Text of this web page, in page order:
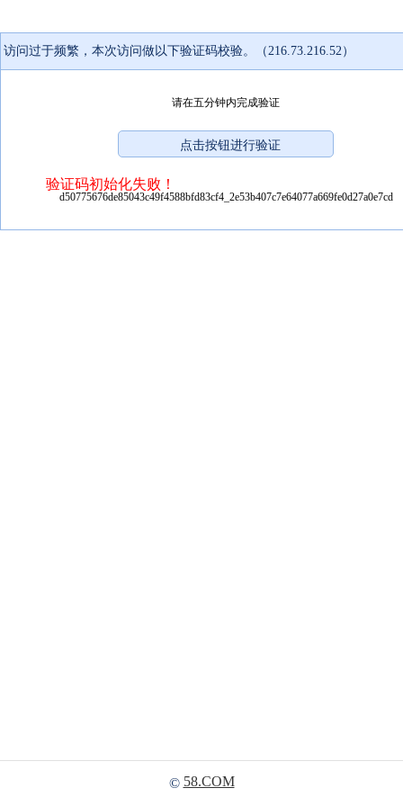
访问过于频繁，本次访问做以下验证码校验。（216.73.216.52）
请在五分钟内完成验证
验证码初始化失败！
d50775676de85043c49f4588bfd83cf4_2e53b407c7e64077a669fe0d27a0e7cd
© 58.COM